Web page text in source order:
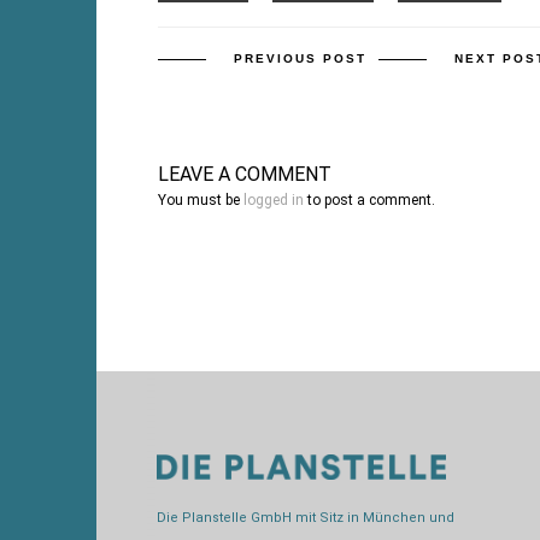
PREVIOUS POST NEXT
LEAVE A COMMENT
You must be logged in to post a comment.
Die Planstelle GmbH mit Sitz in München und